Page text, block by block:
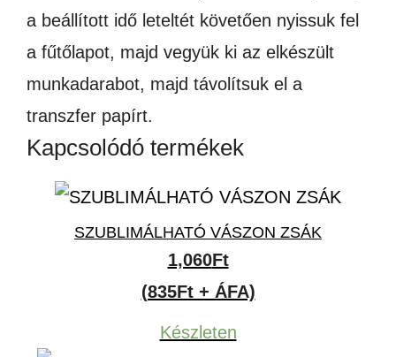
a beállított idő leteltét követően nyissuk fel
a fűtőlapot, majd vegyük ki az elkészült
munkadarabot, majd távolítsuk el a
transzfer papírt.
Kapcsolódó termékek
SZUBLIMÁLHATÓ VÁSZON ZSÁK
1,060Ft
(835Ft + ÁFA)
Készleten